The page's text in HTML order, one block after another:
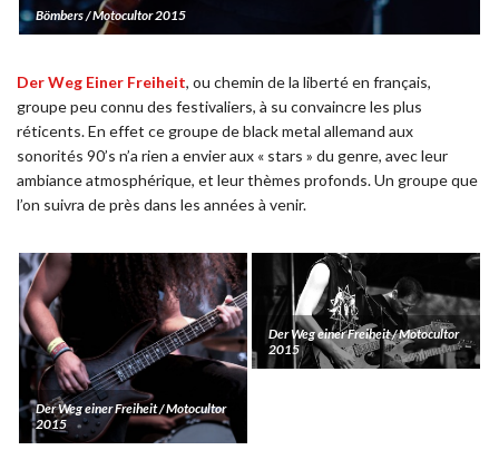
Bömbers / Motocultor 2015
Der Weg Einer Freiheit, ou chemin de la liberté en français,
groupe peu connu des festivaliers, à su convaincre les plus
réticents. En effet ce groupe de black metal allemand aux
sonorités 90’s n’a rien a envier aux « stars » du genre, avec leur
ambiance atmosphérique, et leur thèmes profonds. Un groupe que
l’on suivra de près dans les années à venir.
Der Weg einer Freiheit / Motocultor
2015
Der Weg einer Freiheit / Motocultor
2015